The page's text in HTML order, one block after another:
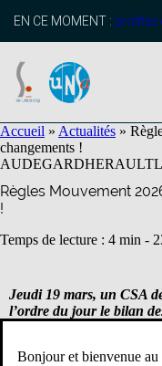
principal
EN CE MOMENT : profitez
Accueil » Actualités »
changements !
AUDEGARDHERAULT
Règles Mouvement
!
Temps de lecture : 4 min -
Jeudi 19 mars, un CSA
l’ordre du jour le bilan
Bonjour et bienvenue